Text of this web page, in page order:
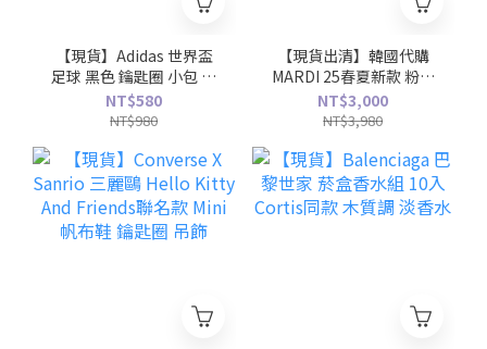
【現貨】Adidas 世界盃
足球 黑色 鑰匙圈 小包 耳
機包 零錢包 吊飾
KU8091
NT$580
NT$980
【現貨出清】韓國代購
MARDI 25春夏新款 粉白
色 SWEATSHIRT
FLOWERMARDI
NT$3,000
NT$3,980